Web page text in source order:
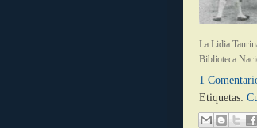
La Lidia
Biblioteca
1
Etiquetas: